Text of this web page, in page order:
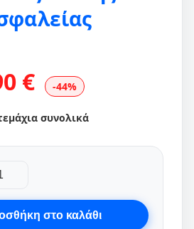
€ -44%
συνολικά
στο καλάθι